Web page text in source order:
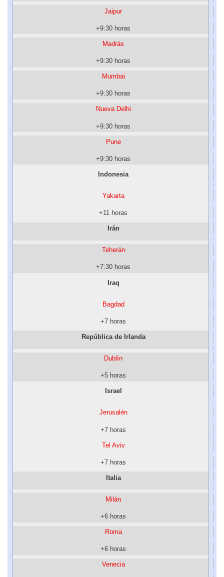
Jaipur
+9:30 horas
Madrás
+9:30 horas
Mumbai
+9:30 horas
Nueva Delhi
+9:30 horas
Pune
+9:30 horas
Indonesia
Yakarta
+11 horas
Irán
Teherán
+7:30 horas
Iraq
Bagdad
+7 horas
República de Irlanda
Dublín
+5 horas
Israel
Jerusalén
+7 horas
Tel Aviv
+7 horas
Italia
Milán
+6 horas
Roma
+6 horas
Venecia